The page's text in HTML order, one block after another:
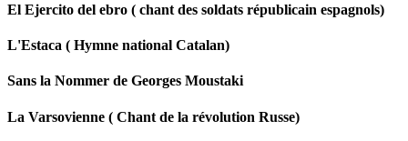
El Ejercito del ebro ( chant des soldats républicain espagnols)
L'Estaca ( Hymne national Catalan)
Sans la Nommer de Georges Moustaki
La Varsovienne ( Chant de la révolution Russe)